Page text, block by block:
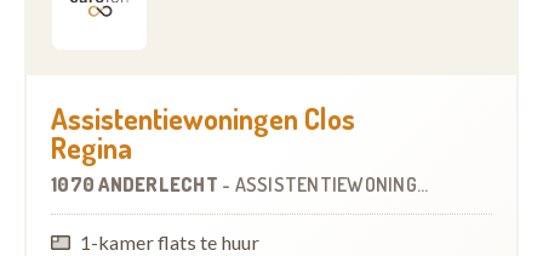
Assistentiewoningen Clos
Regina
1070 ANDERLECHT - ASSISTENTIEWONINGEN
1-kamer flats te huur